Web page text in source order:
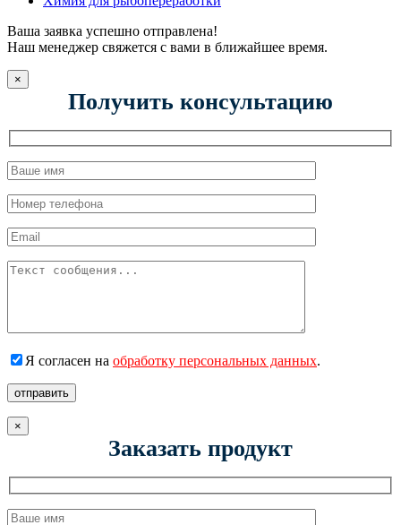
Ваша заявка успешно отправлена!
Наш менеджер свяжется с вами в ближайшее время.
×
Получить консультацию
Я согласен на обработку персональных данных.
отправить
×
Заказать продукт